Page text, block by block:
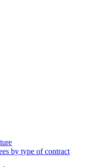
by type of contract